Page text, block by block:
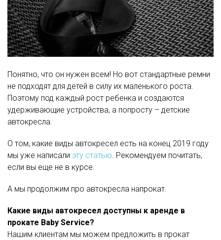
Понятно, что он нужен всем! Но вот стандартные ремни
не подходят для детей в силу их маленького роста.
Поэтому под каждый рост ребенка и создаются
удерживающие устройства, а попросту – детские
автокресла.
О том, какие виды автокресел есть на конец 2019 году
мы уже написали эту статью. Рекомендуем почитать,
если вы еще не в курсе.
А мы продолжим про автокресла напрокат.
Какие виды автокресел доступны к аренде в
прокате Baby Service?
Нашим клиентам мы можем предложить в прокат